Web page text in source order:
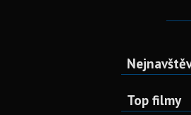
Top filmy